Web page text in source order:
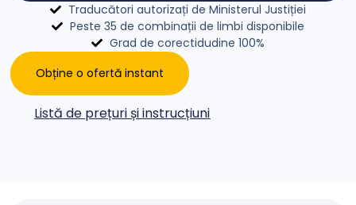
Traducători autorizați de Ministerul Justiției
Peste 35 de combinații de limbi disponibile
Grad de corectidudine 100%
Obține o ofertă instant
Listă de prețuri și instrucțiuni